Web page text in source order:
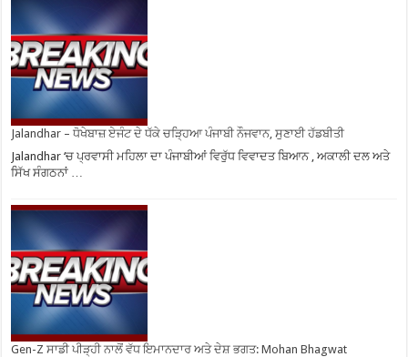
Jalandhar – ਧੋਖੇਬਾਜ਼ ਏਜੰਟ ਦੇ ਧੱਕੇ ਚੜ੍ਹਿਆ ਪੰਜਾਬੀ ਨੌਜਵਾਨ, ਸੁਣਾਈ ਹੱਡਬੀਤੀ
Jalandhar ‘ਚ ਪ੍ਰਵਾਸੀ ਮਹਿਲਾ ਦਾ ਪੰਜਾਬੀਆਂ ਵਿਰੁੱਧ ਵਿਵਾਦਤ ਬਿਆਨ , ਅਕਾਲੀ ਦਲ ਅਤੇ
ਸਿੱਖ ਸੰਗਠਨਾਂ …
Gen-Z ਸਾਡੀ ਪੀੜ੍ਹੀ ਨਾਲੋਂ ਵੱਧ ਇਮਾਨਦਾਰ ਅਤੇ ਦੇਸ਼ ਭਗਤ: Mohan Bhagwat